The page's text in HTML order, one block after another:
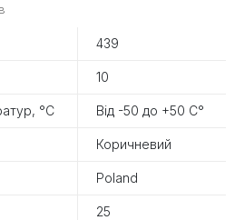
439
10
°С Від -50 до +50 С°
Коричневий
Poland
25